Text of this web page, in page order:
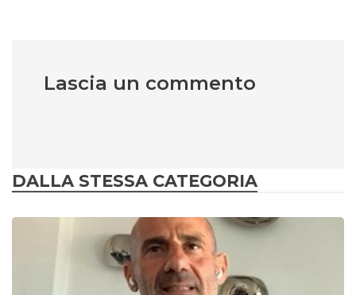
Lascia un commento
DALLA STESSA CATEGORIA